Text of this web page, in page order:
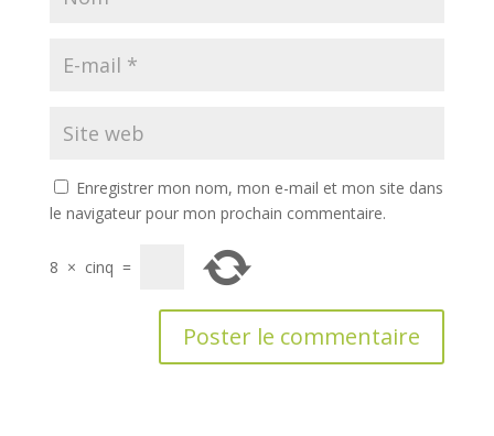
Enregistrer mon nom, mon e-mail et mon site dans
le navigateur pour mon prochain commentaire.
8 × cinq =